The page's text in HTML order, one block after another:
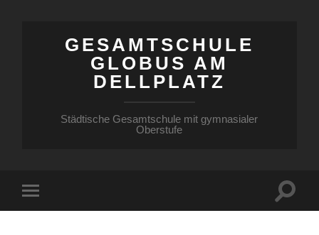
GESAMTSCHULE
GLOBUS AM
DELLPLATZ
Städtische Gesamtschule mit gymnasialer
Oberstufe